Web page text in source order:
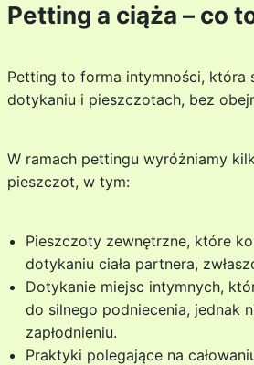
Petting a ciąża – co
Petting to forma intymności, która
dotykaniu i pieszczotach, bez
W ramach pettingu wyróżniamy
pieszczot, w tym:
Pieszczoty zewnętrzne, które
dotykaniu ciała partnera,
Dotykanie miejsc intymnych,
do silnego podniecenia, jednak
zapłodnieniu.
Praktyki polegające na